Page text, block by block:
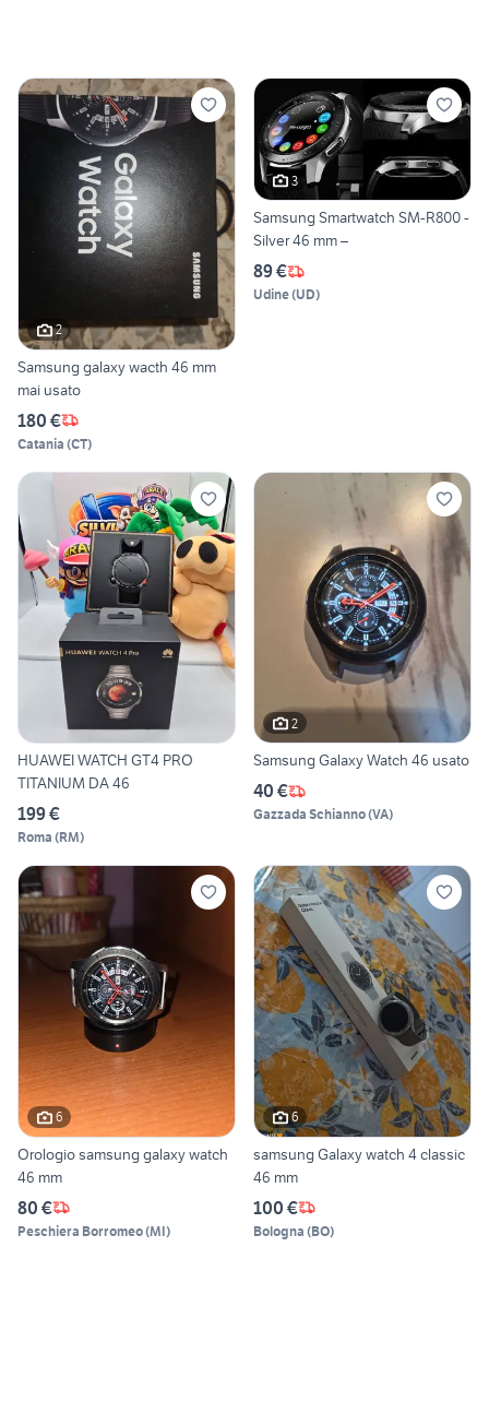
2
Samsung galaxy wacth 46 mm
mai usato
180 €
Catania (CT)
3
Samsung Smartwatch SM-R800 -
Silver 46 mm –
89 €
Udine(UD)
HUAWEI WATCH GT4 PRO
TITANIUM DA 46
199 €
Roma (RM)
2
Samsung Galaxy Watch 46 usato
40 €
Gazzada Schianno(VA)
6
Orologio samsung galaxy watch
46 mm
80 €
Peschiera Borromeo(MI)
6
samsung Galaxy watch 4 classic
46 mm
100 €
Bologna (BO)